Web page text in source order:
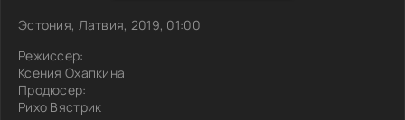
Эстония, Латвия, 2019, 01:00
Режиссер:
Ксения Охапкина
Продюсер:
Рихо Вястрик